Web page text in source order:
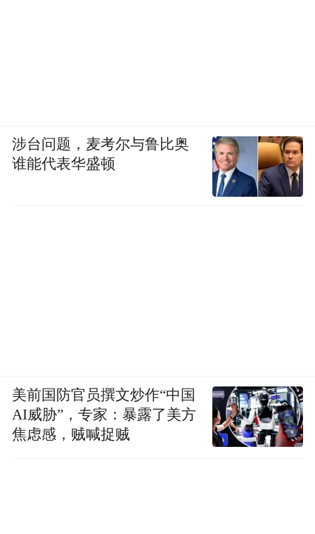
涉台问题，麦考尔与鲁比奥
谁能代表华盛顿
美前国防官员撰文炒作“中国
AI威胁”，专家：暴露了美方
焦虑感，贼喊捉贼